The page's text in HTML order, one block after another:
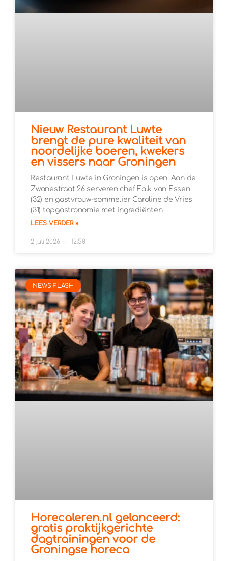
Nieuw Restaurant Luwte
brengt de pure kwaliteit van
noordelijke boeren, kwekers
en vissers naar Groningen
Restaurant Luwte in Groningen is open. Aan de
Zwanestraat 26 serveren chef Falk van Essen
(32) en gastvrouw-sommelier Caroline de Vries
(31) topgastronomie met ingrediënten
LEES VERDER »
2 juli 2026 12:58
NEWS FLASH
Horecaleren.nl gelanceerd:
gratis praktijkgerichte
dagtrainingen voor de
Groningse horeca